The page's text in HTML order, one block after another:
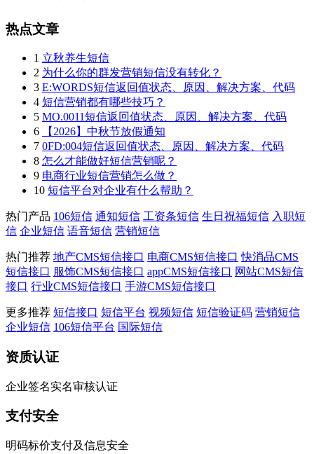
热点文章
1 立秋养生短信
2 为什么你的群发营销短信没有转化？
3 E:WORDS短信返回值状态、原因、解决方案、代码
4 短信营销都有哪些技巧？
5 MO.0011短信返回值状态、原因、解决方案、代码
6
【2026】中秋节放假通知
7 0FD:004短信返回值状态、原因、解决方案、代码
8 怎么才能做好短信营销呢？
9 电商行业短信营销怎么做？
10 短信平台对企业有什么帮助？
热门产品 106短信 通知短信 工资条短信 生日祝福短信 入职短
信 企业短信 语音短信 营销短信
热门推荐 地产CMS短信接口 电商CMS短信接口 快消品CMS
短信接口 服饰CMS短信接口 appCMS短信接口 网站CMS短信
接口 行业CMS短信接口 手游CMS短信接口
更多推荐 短信接口 短信平台 视频短信 短信验证码 营销短信
企业短信 106短信平台 国际短信
资质认证
企业签名实名审核认证
支付安全
明码标价支付及信息安全